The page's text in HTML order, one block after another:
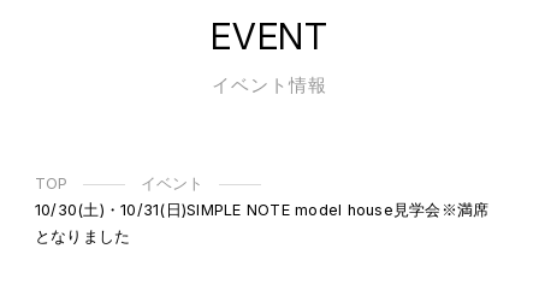
EVENT
イベント情報
TOP
イベント
10/30(土)・10/31(日)SIMPLE NOTE model house見学会※満席
となりました